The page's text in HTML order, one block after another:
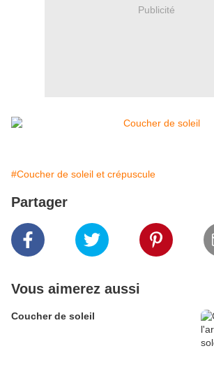
Publicité
#Coucher de soleil et crépuscule
Partager
Vous aimerez aussi
Coucher de soleil